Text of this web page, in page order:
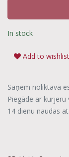
In stock
Add to wishlist
Saņem noliktavā
Piegāde ar
14 dienu naudas